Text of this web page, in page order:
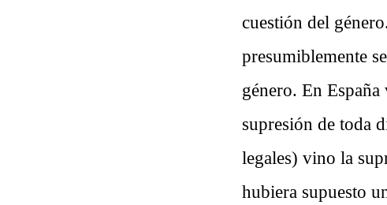
cuestión del
presumiblemente
género. En
supresión de toda
legales) vino la
hubiera supuesto